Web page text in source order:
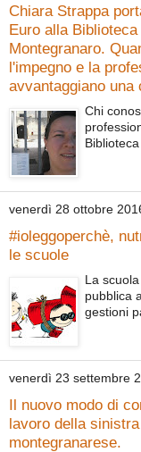
Chiara Strappa
Euro alla Biblioteca
Montegranaro.
l'impegno e la
avvantaggiano una
Chi
venerdì 28 ottobre
#ioleggoperchè,
le scuole
La
pubblica
gestioni
venerdì 23 settembre
Il nuovo modo di
lavoro della sinistra
montegranarese.